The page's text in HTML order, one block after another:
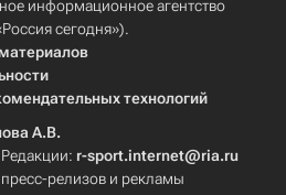
информационное агентство
сегодня»).
технологий
А.В.
r-sport.internet@ria.ru
релизов и рекламы